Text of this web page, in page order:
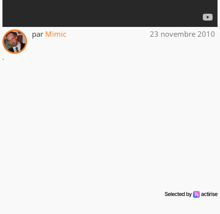
par Mimic 23 novembre 2010
.